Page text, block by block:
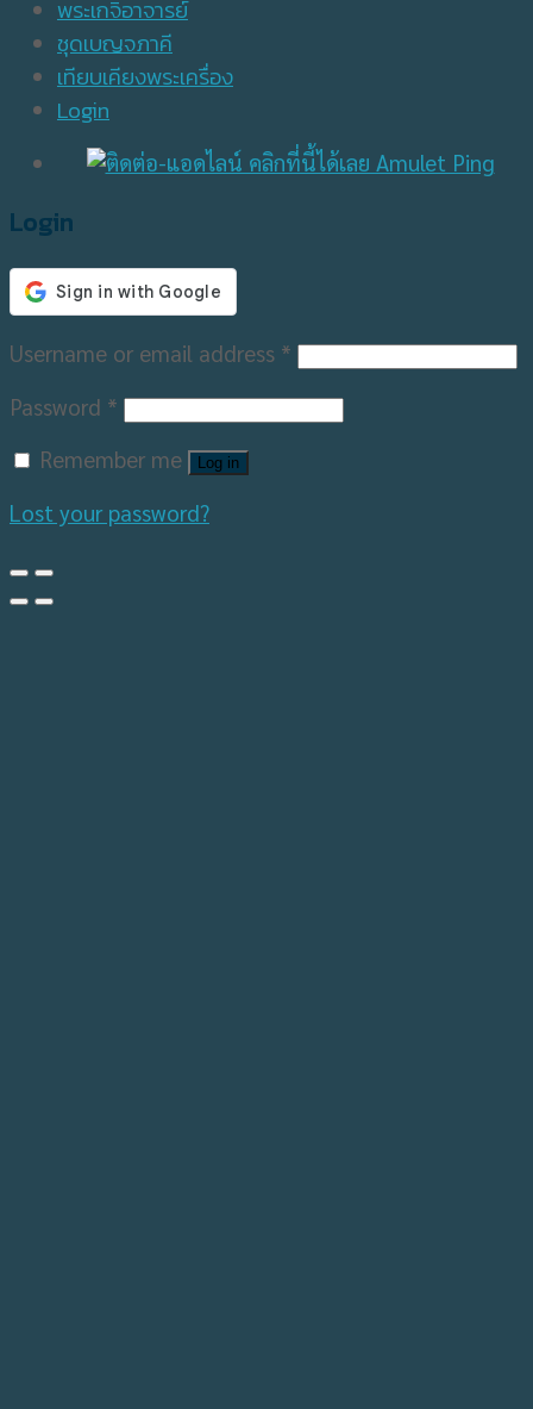
พระเกจิอาจารย์
ชุดเบญจภาคี
เทียบเคียงพระเครื่อง
Login
Login
Username or email address *
Password *
Remember me
Log in
Lost your password?